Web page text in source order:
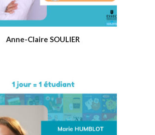
Anne-Claire SOULIER